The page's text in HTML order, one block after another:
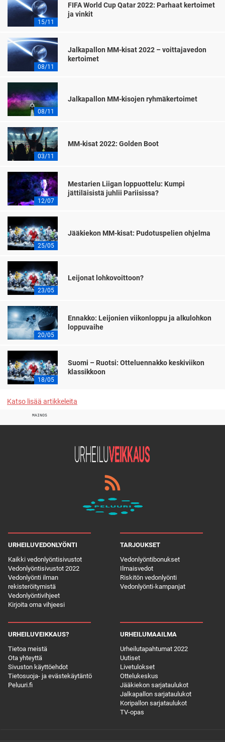
15/11
FIFA World Cup Qatar 2022: Parhaat kertoimet
ja vinkit
08/11
Jalkapallon MM-kisat 2022 – voittajavedon
kertoimet
08/11
Jalkapallon MM-kisojen ryhmäkertoimet
03/11
MM-kisat 2022: Golden Boot
12/07
Mestarien Liigan loppuottelu: Kumpi
jättiläisistä juhlii Pariisissa?
25/05
Jääkiekon MM-kisat: Pudotuspelien ohjelma
23/05
Leijonat lohkovoittoon?
20/05
Ennakko: Leijonien viikonloppu ja alkulohkon
loppuvaihe
18/05
Suomi – Ruotsi: Otteluennakko keskiviikon
klassikkoon
Katso lisää artikkeleita
MAINOS
URHEILUVEDONLYÖNTI
Kaikki vedonlyöntisivustot
Vedonlyöntisivustot 2022
Vedonlyönti ilman
rekisteröitymistä
Vedonlyöntivihjeet
Kirjoita oma vihjeesi
TARJOUKSET
Vedonlyöntibonukset
Ilmaisvedot
Riskitön vedonlyönti
Vedonlyönti-kampanjat
URHEILUVEIKKAUS?
Tietoa meistä
Ota yhteyttä
Sivuston käyttöehdot
Tietosuoja- ja evästekäytäntö
Peluuri.fi
URHEILUMAAILMA
Urheilutapahtumat 2022
Uutiset
Livetulokset
Ottelukeskus
Jääkiekon sarjataulukot
Jalkapallon sarjataulukot
Koripallon sarjataulukot
TV-opas